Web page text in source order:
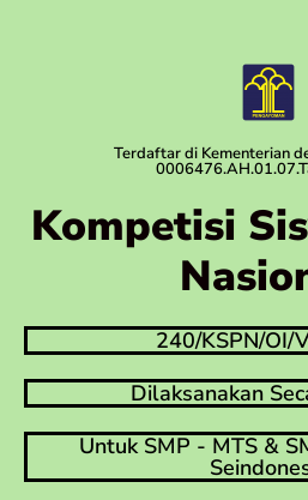
Terdaftar di Kementerian
Kompetisi
240/KSPN/OI/
Dilaksanakan
Untuk SMP - MTS &